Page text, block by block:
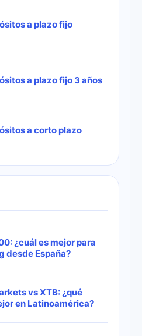
a plazo fijo
a plazo fijo 3 años
a corto plazo
¿cuál es mejor para
desde España?
vs XTB: ¿qué
en Latinoamérica?